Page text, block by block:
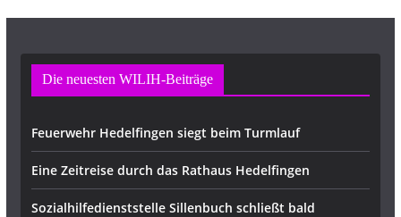
Die neuesten WILIH-Beiträge
Feuerwehr Hedelfingen siegt beim Turmlauf
Eine Zeitreise durch das Rathaus Hedelfingen
Sozialhilfedienststelle Sillenbuch schließt bald